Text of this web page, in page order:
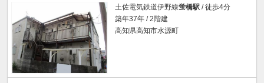
土佐電気鉄道伊野線蛍橋駅 / 徒歩4分
築年37年 / 2階建
高知県高知市水源町